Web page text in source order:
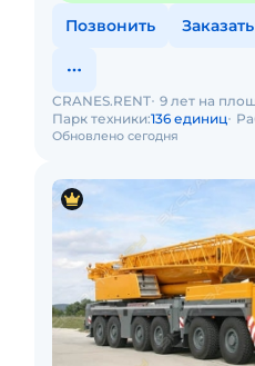
Позвонить Заказать
Обновлено сегодня
CRANES.RENT 9 лет на
Парк техники:136 единиц